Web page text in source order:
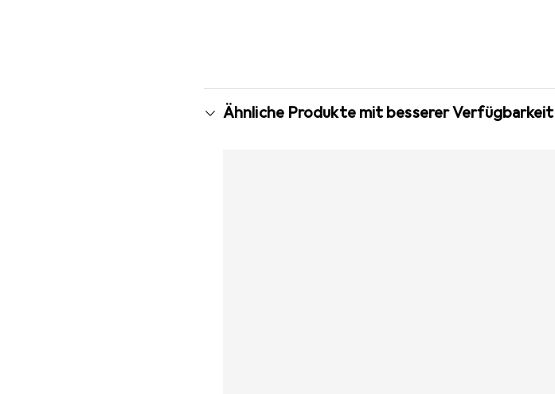
Ähnliche Produkte mit besserer Verfügbarkeit